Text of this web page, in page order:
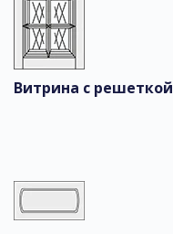
Витрина с решеткой